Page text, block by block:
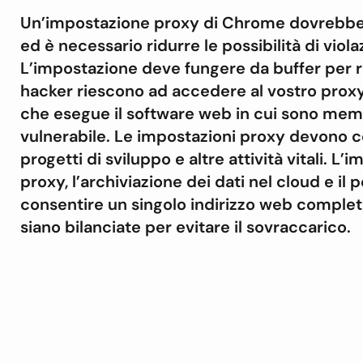
Un’impostazione proxy di Chrome
ed è necessario ridurre le possibilità di
L’impostazione deve fungere da buffer
hacker riescono ad accedere al vostro
che esegue il software web in cui sono
vulnerabile. Le impostazioni proxy devono
progetti di sviluppo e altre attività vitali.
proxy, l’archiviazione dei dati nel cloud e il
consentire un singolo indirizzo web
siano bilanciate per evitare il sovraccarico.